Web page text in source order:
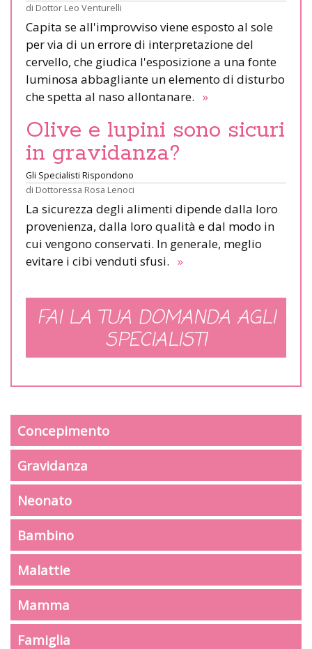
di Dottor Leo Venturelli
Capita se all'improvviso viene esposto al sole
per via di un errore di interpretazione del
cervello, che giudica l'esposizione a una fonte
luminosa abbagliante un elemento di disturbo
che spetta al naso allontanare. »
Olive e lupini sono sicuri
in gravidanza?
Gli Specialisti Rispondono
di Dottoressa Rosa Lenoci
La sicurezza degli alimenti dipende dalla loro
provenienza, dalla loro qualità e dal modo in
cui vengono conservati. In generale, meglio
evitare i cibi venduti sfusi. »
FAI LA TUA DOMANDA AGLI
SPECIALISTI
Concepimento
Gravidanza
Neonato
Bambino
Malattie
Mamma
Famiglia